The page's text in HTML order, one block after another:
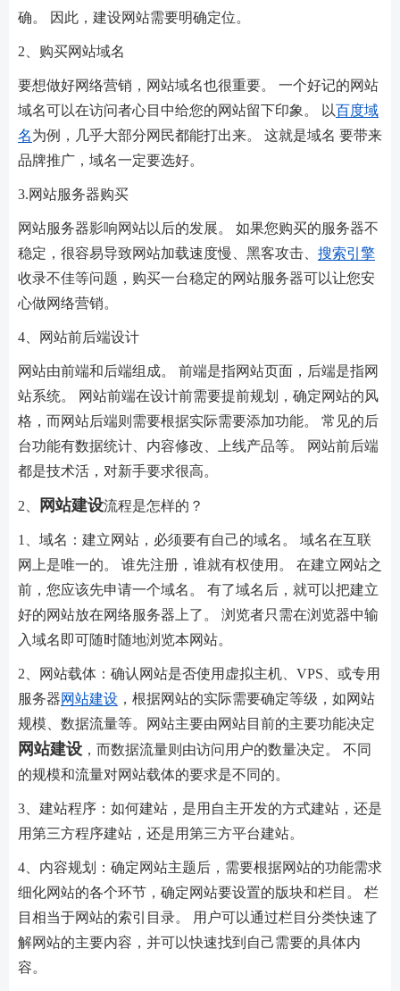
确。 因此，建设网站需要明确定位。
2、购买网站域名
要想做好网络营销，网站域名也很重要。 一个好记的网站
域名可以在访问者心目中给您的网站留下印象。 以百度域
名为例，几乎大部分网民都能打出来。 这就是域名 要带来
品牌推广，域名一定要选好。
3.网站服务器购买
网站服务器影响网站以后的发展。 如果您购买的服务器不
稳定，很容易导致网站加载速度慢、黑客攻击、 搜索引擎
收录不佳等问题，购买一台稳定的网站服务器可以让您安
心做网络营销。
4、网站前后端设计
网站由前端和后端组成。 前端是指网站页面，后端是指网
站系统。 网站前端在设计前需要提前规划，确定网站的风
格，而网站后端则需要根据实际需要添加功能。 常见的后
台功能有数据统计、内容修改、上线产品等。 网站前后端
都是技术活，对新手要求很高。
2、 网站建设流程是怎样的？
1、域名：建立网站，必须要有自己的域名。 域名在互联
网上是唯一的。 谁先注册，谁就有权使用。 在建立网站之
前，您应该先申请一个域名。 有了域名后，就可以把建立
好的网站放在网络服务器上了。 浏览者只需在浏览器中输
入域名即可随时随地浏览本网站。
2、网站载体：确认网站是否使用虚拟主机、VPS、或专用
服务器网站建设 ，根据网站的实际需要确定等级，如网站
规模、数据流量等。网站主要由网站目前的主要功能决定
网站建设 ，而数据流量则由访问用户的数量决定。 不同
的规模和流量对网站载体的要求是不同的。
3、建站程序：如何建站，是用自主开发的方式建站，还是
用第三方程序建站，还是用第三方平台建站。
4、内容规划：确定网站主题后，需要根据网站的功能需求
细化网站的各个环节，确定网站要设置的版块和栏目。 栏
目相当于网站的索引目录。 用户可以通过栏目分类快速了
解网站的主要内容，并可以快速找到自己需要的具体内
容。